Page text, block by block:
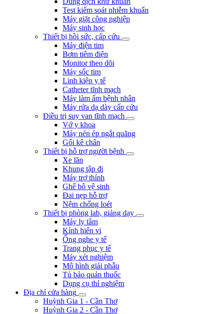
Test kiểm soát nhiễm khuẩn
Máy giặt công nghiệp
Máy sinh học
Thiết bị hồi sức, cấp cứu
Máy điện tim
Bơm tiêm điện
Monitor theo dõi
Máy sốc tim
Linh kiện y tế
Catheter tĩnh mạch
Máy làm ấm bệnh nhân
Máy rửa dạ dày cấp cứu
Điều trị suy van tĩnh mạch
Vớ y khoa
Máy nén ép ngắt quãng
Gối kê chân
Thiết bị hỗ trợ người bệnh
Xe lăn
Khung tập đi
Máy trợ thính
Ghế bô vệ sinh
Đai nẹp hỗ trợ
Nệm chống loét
Thiết bị phòng lab, giảng dạy
Máy ly tâm
Kính hiển vi
Ống nghe y tế
Trang phục y tế
Máy xét nghiệm
Mô hình giải phẫu
Tủ bảo quản thuốc
Dụng cụ thí nghiệm
Địa chỉ cửa hàng
Huỳnh Gia 1 - Cần Thơ
Huỳnh Gia 2 - Cần Thơ